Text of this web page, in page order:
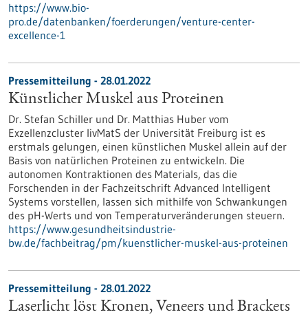
https://www.bio-
pro.de/datenbanken/foerderungen/venture-center-
excellence-1
Pressemitteilung - 28.01.2022
Künstlicher Muskel aus Proteinen
Dr. Stefan Schiller und Dr. Matthias Huber vom
Exzellenzcluster livMatS der Universität Freiburg ist es
erstmals gelungen, einen künstlichen Muskel allein auf der
Basis von natürlichen Proteinen zu entwickeln. Die
autonomen Kontraktionen des Materials, das die
Forschenden in der Fachzeitschrift Advanced Intelligent
Systems vorstellen, lassen sich mithilfe von Schwankungen
des pH-Werts und von Temperaturveränderungen steuern.
https://www.gesundheitsindustrie-
bw.de/fachbeitrag/pm/kuenstlicher-muskel-aus-proteinen
Pressemitteilung - 28.01.2022
Laserlicht löst Kronen, Veneers und Brackets